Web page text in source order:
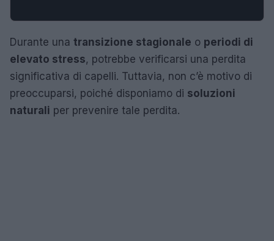
Durante una transizione stagionale o periodi di
elevato stress, potrebbe verificarsi una perdita
significativa di capelli. Tuttavia, non c’è motivo di
preoccuparsi, poiché disponiamo di soluzioni
naturali per prevenire tale perdita.